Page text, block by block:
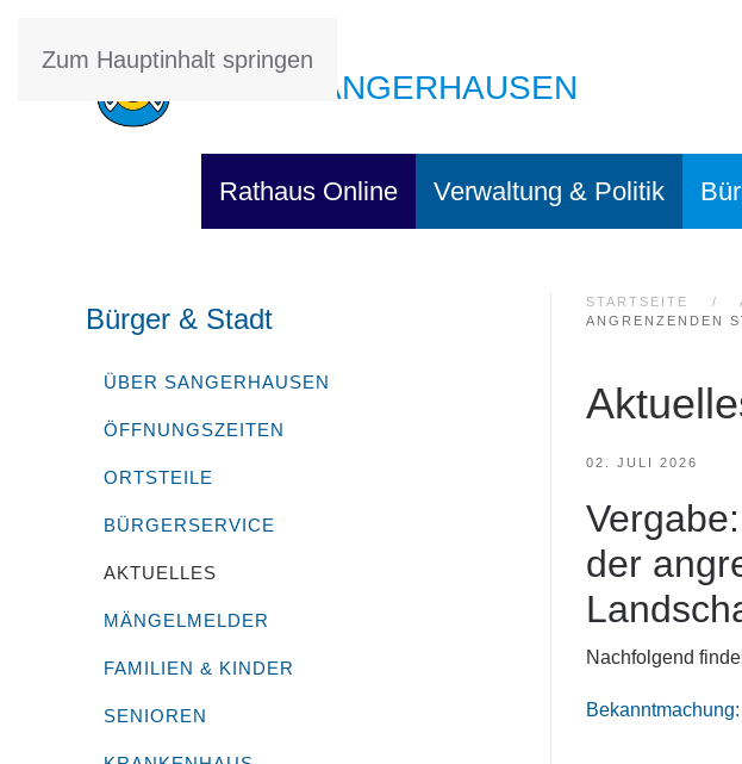
Zum Hauptinhalt springen
STADT SANGERHAUSEN
Rathaus Online Verwaltung & Politik
STARTSEITE
ANGRENZENDEN
02. JULI 2026
der
Nachfolgend
Bürger & Stadt
ÜBER SANGERHAUSEN
ÖFFNUNGSZEITEN
ORTSTEILE
BÜRGERSERVICE
AKTUELLES
MÄNGELMELDER
FAMILIEN & KINDER
SENIOREN